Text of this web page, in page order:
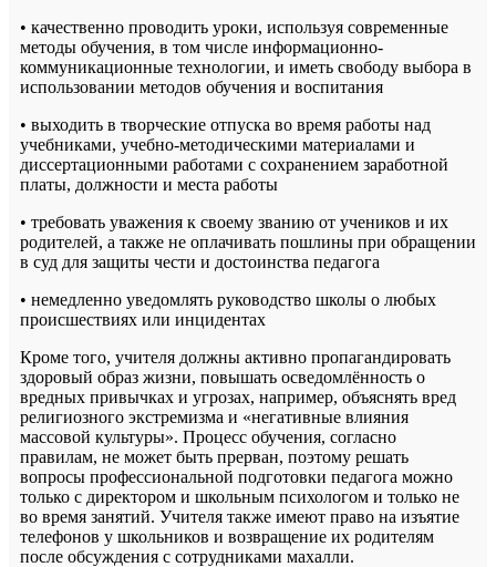
• качественно проводить уроки, используя современные
методы обучения, в том числе информационно-
коммуникационные технологии, и иметь свободу выбора в
использовании методов обучения и воспитания
• выходить в творческие отпуска во время работы над
учебниками, учебно-методическими материалами и
диссертационными работами с сохранением заработной
платы, должности и места работы
• требовать уважения к своему званию от учеников и их
родителей, а также не оплачивать пошлины при обращении
в суд для защиты чести и достоинства педагога
• немедленно уведомлять руководство школы о любых
происшествиях или инцидентах
Кроме того, учителя должны активно пропагандировать
здоровый образ жизни, повышать осведомлённость о
вредных привычках и угрозах, например, объяснять вред
религиозного экстремизма и «негативные влияния
массовой культуры». Процесс обучения, согласно
правилам, не может быть прерван, поэтому решать
вопросы профессиональной подготовки педагога можно
только с директором и школьным психологом и только не
во время занятий. Учителя также имеют право на изъятие
телефонов у школьников и возвращение их родителям
после обсуждения с сотрудниками махалли.